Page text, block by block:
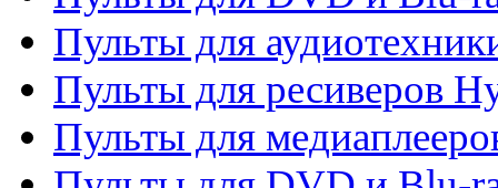
Пульты для
Пульты для ресиверов
Пульты для